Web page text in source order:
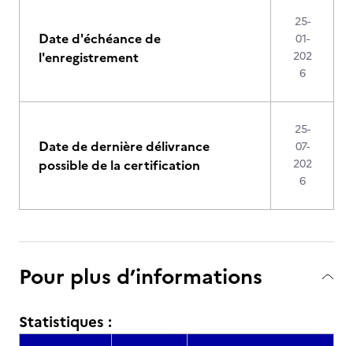
Date d'échéance de
l'enregistrement
25-
01-
202
6
Date de dernière délivrance
possible de la certification
25-
07-
202
6
Pour plus d’informations
Statistiques :